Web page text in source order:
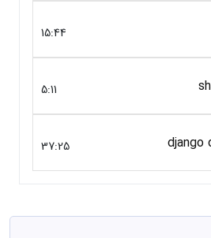
15:44
5:11
django
37:25